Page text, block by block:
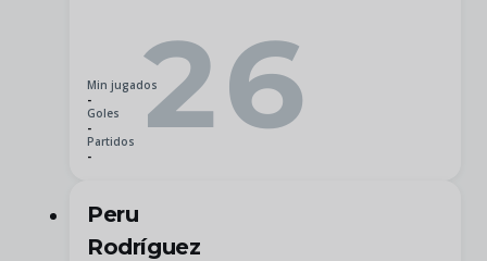
Min jugados
-
Goles
-
Partidos
-
26
Peru
Rodríguez